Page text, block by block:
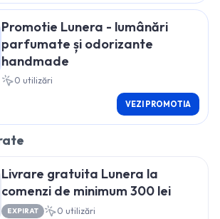
Promotie Lunera - lumânări
parfumate și odorizante
handmade
0 utilizări
VEZI PROMOTIA
Livrare gratuita Lunera la
comenzi de minimum 300 lei
EXPIRAT 0 utilizări